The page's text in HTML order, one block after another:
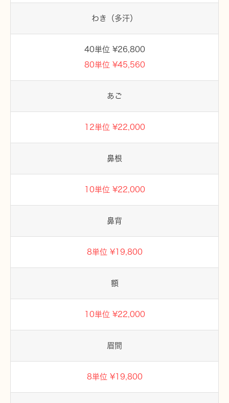
わき（多汗）
40単位 ¥26,800
80単位 ¥45,560
あご
12単位 ¥22,000
鼻根
10単位 ¥22,000
鼻背
8単位 ¥19,800
額
10単位 ¥22,000
眉間
8単位 ¥19,800